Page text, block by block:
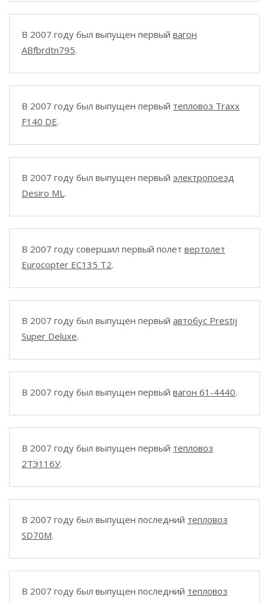
В 2007 году был выпущен первый вагон
ABfbrdtn795.
В 2007 году был выпущен первый тепловоз Traxx
F140 DE.
В 2007 году был выпущен первый электропоезд
Desiro ML.
В 2007 году совершил первый полет вертолет
Eurocopter EC135 T2.
В 2007 году был выпущен первый автобус Prestij
Super Deluxe.
В 2007 году был выпущен первый вагон 61-4440.
В 2007 году был выпущен первый тепловоз
2ТЭ116У.
В 2007 году был выпущен последний тепловоз
SD70M.
В 2007 году был выпущен последний тепловоз